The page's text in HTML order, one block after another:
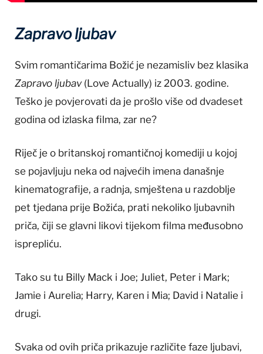
Zapravo ljubav
Svim romantičarima Božić je nezamisliv bez klasika
Zapravo ljubav(Love Actually) iz 2003. godine.
Teško je povjerovati da je prošlo više od dvadeset
godina od izlaska filma, zar ne?
Riječ je o britanskoj romantičnoj komediji u kojoj
se pojavljuju neka od najvećih imena današnje
kinematografije, a radnja, smještena u razdoblje
pet tjedana prije Božića, prati nekoliko ljubavnih
priča, čiji se glavni likovi tijekom filma međusobno
isprepliću.
Tako su tu Billy Mack i Joe; Juliet, Peter i Mark;
Jamie i Aurelia; Harry, Karen i Mia; David i Natalie i
drugi.
Svaka od ovih priča prikazuje različite faze ljubavi,